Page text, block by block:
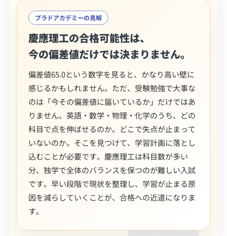
プラドアカデミーの見解
慶應理工の合格可能性は、
今の偏差値だけでは決まりません。
偏差値65.0という数字を見ると、かなり高い壁に
感じるかもしれません。ただ、受験勉強で大事な
のは「今その偏差値に届いているか」だけではあ
りません。英語・数学・物理・化学のうち、どの
科目で点を伸ばせるのか。どこで失点が止まって
いないのか。そこを見つけて、学習計画に落とし
込むことが必要です。慶應理工は科目数が多い
分、独学で全体のバランスを保つのが難しい入試
です。早い段階で現状を整理し、学習が止まる原
因を減らしていくことが、合格への近道になりま
す。